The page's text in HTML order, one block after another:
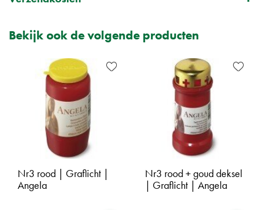
Bekijk ook de volgende producten
Nr3 rood | Graflicht |
Angela
Nr3 rood + goud deksel
| Graflicht | Angela